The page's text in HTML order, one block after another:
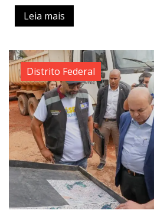
Leia mais
Distrito Federal